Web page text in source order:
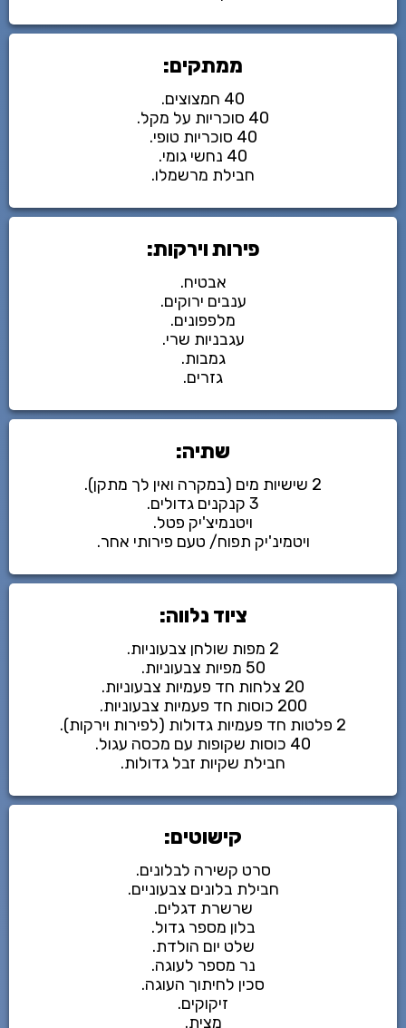
ממתקים:
40 חמצוצים.
40 סוכריות על מקל.
40 סוכריות טופי.
40 נחשי גומי.
חבילת מרשמלו.
פירות וירקות:
אבטיח.
ענבים ירוקים.
מלפפונים.
עגבניות שרי.
גמבות.
גזרים.
שתיה:
2 שישיות מים (במקרה ואין לך מתקן).
3 קנקנים גדולים.
ויטנמיצ'יק פטל.
ויטמינ'יק תפוח/ טעם פירותי אחר.
ציוד נלווה:
2 מפות שולחן צבעוניות.
50 מפיות צבעוניות.
20 צלחות חד פעמיות צבעוניות.
200 כוסות חד פעמיות צבעוניות.
2 פלטות חד פעמיות גדולות (לפירות וירקות).
40 כוסות שקופות עם מכסה עגול.
חבילת שקיות זבל גדולות.
קישוטים:
סרט קשירה לבלונים.
חבילת בלונים צבעוניים.
שרשרת דגלים.
בלון מספר גדול.
שלט יום הולדת.
נר מספר לעוגה.
סכין לחיתוך העוגה.
זיקוקים.
מצית.